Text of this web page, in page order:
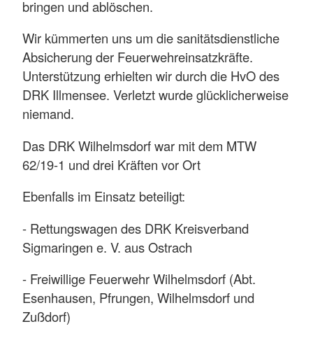
bringen und ablöschen.
Wir kümmerten uns um die sanitätsdienstliche
Absicherung der Feuerwehreinsatzkräfte.
Unterstützung erhielten wir durch die HvO des
DRK Illmensee. Verletzt wurde glücklicherweise
niemand.
Das DRK Wilhelmsdorf war mit dem MTW
62/19-1 und drei Kräften vor Ort
Ebenfalls im Einsatz beteiligt:
- Rettungswagen des DRK Kreisverband
Sigmaringen e. V. aus Ostrach
- Freiwillige Feuerwehr Wilhelmsdorf (Abt.
Esenhausen, Pfrungen, Wilhelmsdorf und
Zußdorf)